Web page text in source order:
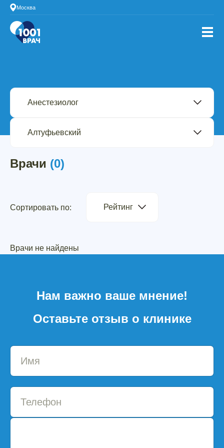
Москва
Врачи (0)
Сортировать по: Рейтинг
Врачи не найдены
Нам важно ваше мнение!
Оставьте отзыв о клинике